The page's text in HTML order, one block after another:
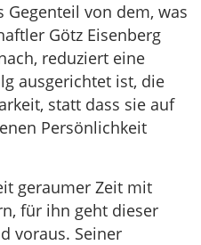
Gegenteil von dem, was
Götz Eisenberg
reduziert eine
ausgerichtet ist, die
statt dass sie auf
Persönlichkeit
geraumer Zeit mit
für ihn geht dieser
voraus. Seiner